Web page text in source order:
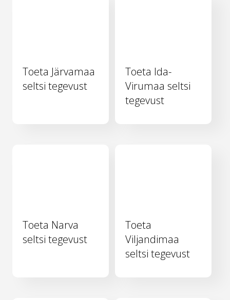
Toeta Järvamaa
seltsi tegevust
Toeta Ida-
Virumaa seltsi
tegevust
Toeta Narva
seltsi tegevust
Toeta
Viljandimaa
seltsi tegevust